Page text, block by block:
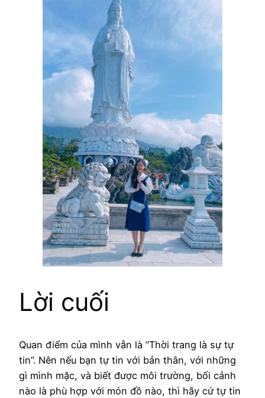
Lời cuối
Quan điểm của mình vẫn là “Thời trang là sự tự
tin”. Nên nếu bạn tự tin với bản thân, với những
gì mình mặc, và biết được môi trường, bối cảnh
nào là phù hợp với món đồ nào, thì hãy cứ tự tin